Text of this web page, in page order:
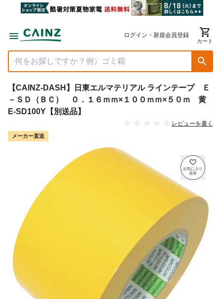
ログイン・新規会員登録
カート
【CAINZ-DASH】日東エルマテリアル ラインテープ Ｅ
－ＳＤ（ＢＣ） ０．１６ｍｍ×１００ｍｍ×５０ｍ 黄
E-SD100Y【別送品】
レビューを書く
メーカー直送